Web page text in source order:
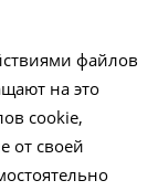
файлов
на это
cookie,
от своей